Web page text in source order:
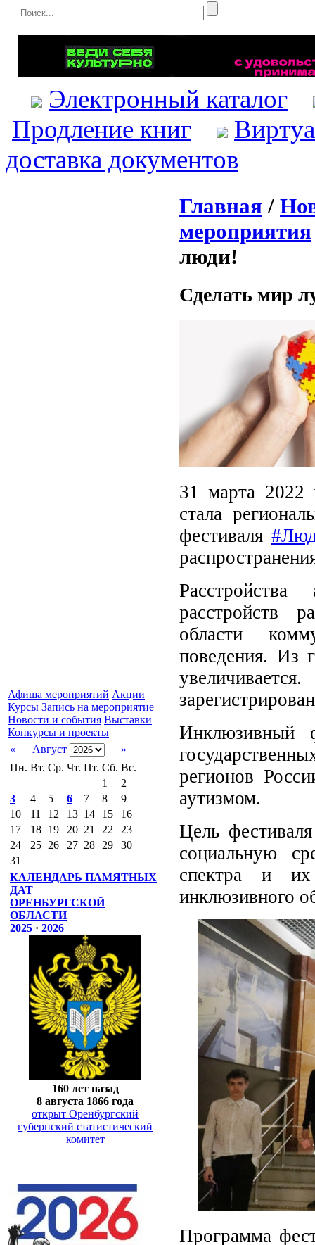
Электронный каталог
Продление книг
доставка документов
Афиша мероприятий Акции
Курсы Запись на мероприятие
Новости и события Выставки
Конкурсы и проекты
«
Август
»
Пн. Вт. Ср. Чт. Пт. Сб. Вс.
1
2
3
4 5 6 7 8
9
10
11 12 13 14 15
16
17
18 19 20 21 22
23
24
25 26 27 28 29
30
31
КАЛЕНДАРЬ ПАМЯТНЫХ
ДАТ
ОРЕНБУРГСКОЙ
ОБЛАСТИ
2025 · 2026
160 лет назад
8 августа 1866 года
открыт Оренбургский
губернский статистический
комитет
Главная /
мероприятия
люди!
Сделать мир
31 марта 2022
стала
фестиваля
расстройств
области
поведения. Из
Инклюзивный
регионов
аутизмом.
Цель
социальную
спектра и
инклюзивного
Программа